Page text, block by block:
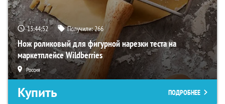
13:44:51 Получили:266
Нож роликовый для фигурной нарезки теста на
маркетплейсе Wildberries
Россия
Купить ПОДРОБНЕЕ